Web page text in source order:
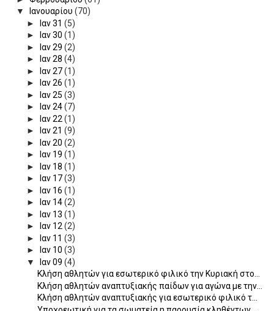
▼
Ιανουαρίου (70)
►
Ιαν 31 (5)
►
Ιαν 30 (1)
►
Ιαν 29 (2)
►
Ιαν 28 (4)
►
Ιαν 27(1)
►
Ιαν 26 (1)
►
Ιαν 25 (3)
►
Ιαν 24(7)
►
Ιαν 22 (1)
►
Ιαν 21 (9)
►
Ιαν 20 (2)
►
Ιαν 19 (1)
►
Ιαν 18 (1)
►
Ιαν 17(3)
►
Ιαν 16 (1)
►
Ιαν 14(2)
►
Ιαν 13 (1)
►
Ιαν 12(2)
►
Ιαν 11 (3)
►
Ιαν 10 (3)
▼
Ιαν 09 (4)
Κλήση αθλητών για εσωτερικό φιλικό την Κυριακή στο...
Κλήση αθλητών αναπτυξιακής παίδων για αγώνα με την...
Κλήση αθλητών αναπτυξιακής για εσωτερικό φιλικό τ...